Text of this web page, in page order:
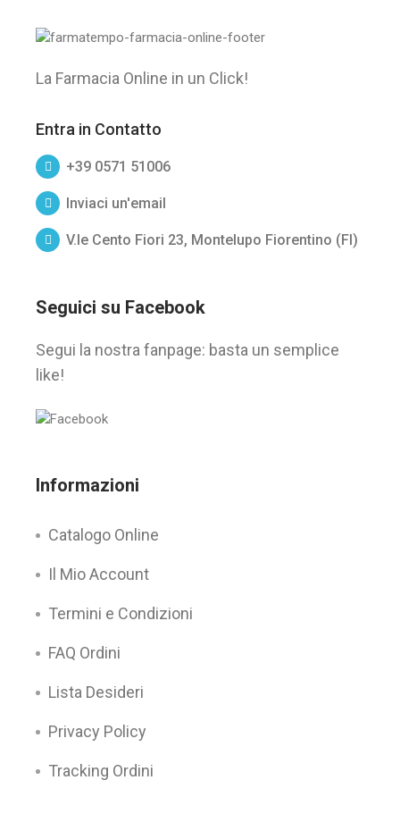
La Farmacia Online in un Click!
Entra in Contatto
+39 0571 51006
Inviaci un'email
V.le Cento Fiori 23, Montelupo Fiorentino (FI)
Seguici su Facebook
Segui la nostra fanpage: basta un semplice
like!
Informazioni
Catalogo Online
Il Mio Account
Termini e Condizioni
FAQ Ordini
Lista Desideri
Privacy Policy
Tracking Ordini